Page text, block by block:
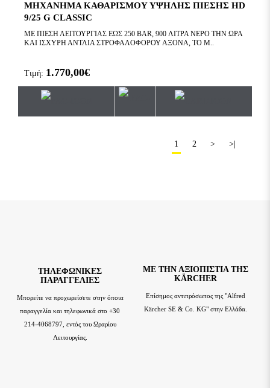
ΜΗΧΑΝΗΜΑ ΚΑΘΑΡΙΣΜΟΥ ΥΨΗΛΗΣ ΠΙΕΣΗΣ HD
9/25 G CLASSIC
ΜΕ ΠΙΕΣΗ ΛΕΙΤΟΥΡΓΙΑΣ ΕΩΣ 250 BAR, 900 ΛΙΤΡΑ ΝΕΡΟ ΤΗΝ ΩΡΑ
ΚΑΙ ΙΣΧΥΡΗ ΑΝΤΛΙΑ ΣΤΡΟΦΑΛΟΦΟΡΟΥ ΑΞΟΝΑ, ΤΟ Μ..
Τιμή: 1.770,00€
1 2 > >|
TΗΛΕΦΩΝΙΚΕΣ
ΠΑΡΑΓΓΕΛΙΕΣ
Μπορείτε να προχωρείσετε στην όποια
παραγγελία και τηλεφωνικά στο +30
214-4068797, εντός του Ωραρίου
Λειτουργίας.
ΜΕ ΤΗΝ ΑΞΙΟΠΙΣΤΙΑ ΤΗΣ
KÄRCHER
Επίσημος αντιπρόσωπος της "Alfred
Kärcher SE & Co. KG" στην Ελλάδα.